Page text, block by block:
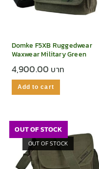
Domke F5XB Ruggedwear
Waxwear Military Green
4,900.00
Add to cart
OUT OF STOCK
OUT OF STOCK